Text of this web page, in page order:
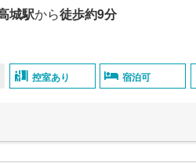
城駅から徒歩約9分
控室あり 宿泊可